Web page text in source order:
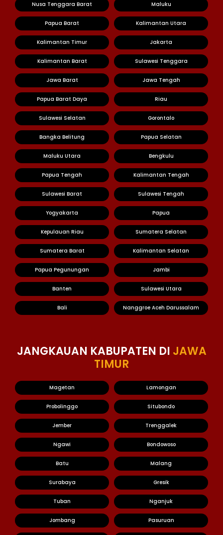
Nusa Tenggara Barat Maluku
Papua Barat Kalimantan Utara
Kalimantan Timur Jakarta
Kalimantan Barat Sulawesi Tenggara
Jawa Barat Jawa Tengah
Papua Barat Daya Riau
Sulawesi Selatan Gorontalo
Bangka Belitung Papua Selatan
Maluku Utara Bengkulu
Papua Tengah Kalimantan Tengah
Sulawesi Barat Sulawesi Tengah
Yogyakarta Papua
Kepulauan Riau Sumatera Selatan
Sumatera Barat Kalimantan Selatan
Papua Pegunungan Jambi
Banten Sulawesi Utara
Bali Nanggroe Aceh Darussalam
JANGKAUAN KABUPATEN DI JAWA
TIMUR
Magetan Lamongan
Probolinggo Situbondo
Jember Trenggalek
Ngawi Bondowoso
Batu Malang
Surabaya Gresik
Tuban Nganjuk
Jombang Pasuruan